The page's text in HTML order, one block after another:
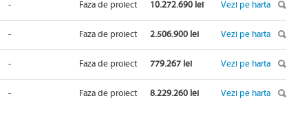
- Faza de proiect 10.272.690 lei Vezi pe harta
- Faza de proiect 2.506.900 lei Vezi pe harta
- Faza de proiect 779.267 lei Vezi pe harta
- Faza de proiect 8.229.260 lei Vezi pe harta